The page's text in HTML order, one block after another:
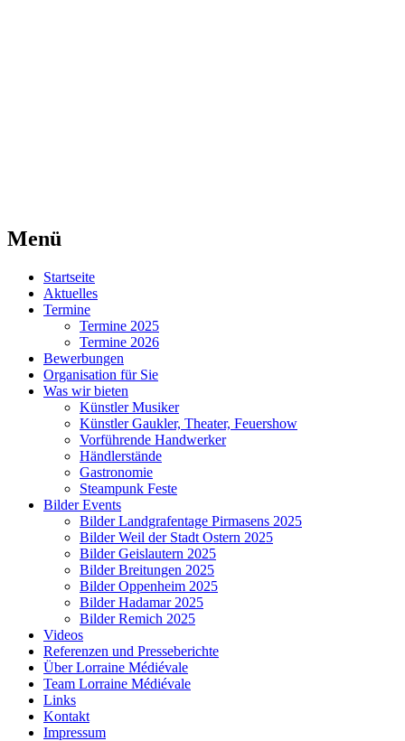
Menü
Zum
Inhalt
springen
Startseite
Aktuelles
Termine
Termine 2025
Termine 2026
Bewerbungen
Organisation für Sie
Was wir bieten
Künstler Musiker
Künstler Gaukler, Theater, Feuershow
Vorführende Handwerker
Händlerstände
Gastronomie
Steampunk Feste
Bilder Events
Bilder Landgrafentage Pirmasens 2025
Bilder Weil der Stadt Ostern 2025
Bilder Geislautern 2025
Bilder Breitungen 2025
Bilder Oppenheim 2025
Bilder Hadamar 2025
Bilder Remich 2025
Videos
Referenzen und Presseberichte
Über Lorraine Médiévale
Team Lorraine Médiévale
Links
Kontakt
Impressum